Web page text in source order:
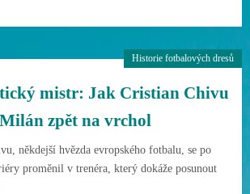
mistr: Jak Cristian Chivu
zpět na vrchol
někdejší hvězda evropského fotbalu, se po
proměnil v trenéra, který dokáže posunout
Historie fotbalových dresů